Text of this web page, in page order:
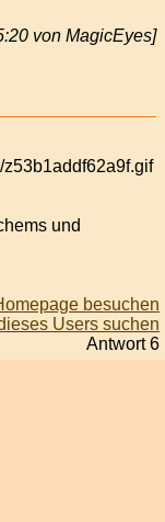
von MagicEyes]
und
Antwort 6